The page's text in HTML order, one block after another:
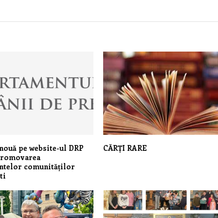
pe website-ul DRP
comunităților
CĂRȚI RARE